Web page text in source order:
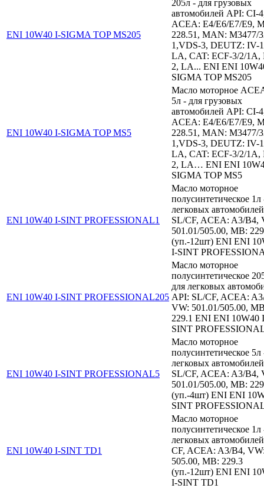
ENI 10W40 I-SIGMA TOP MS205
205л - для грузовых
автомобилей API: CI-
ACEA: E4/E6/E7/E9,
228.51, MAN: M3477/
1,VDS-3, DEUTZ: IV-
LA, CAT: ECF-3/2/1A,
2, LA... ENI ENI
SIGMA TOP MS205
ENI 10W40 I-SIGMA TOP MS5
Масло моторное
5л - для грузовых
автомобилей API: CI-
ACEA: E4/E6/E7/E9,
228.51, MAN: M3477/
1,VDS-3, DEUTZ: IV-
LA, CAT: ECF-3/2/1A,
2, LA… ENI ENI
SIGMA TOP MS5
ENI 10W40 I-SINT PROFESSIONAL1
Масло моторное
полусинтетическое 1л
легковых
SL/CF, ACEA: A3/B4,
501.01/505.00, MB:
(уп.-12шт) ENI ENI
I-SINT
ENI 10W40 I-SINT PROFESSIONAL205
Масло моторное
полусинтетическое
для легковых
API: SL/CF, ACEA:
VW: 501.01/505.00,
229.1 ENI ENI 10W40
SINT
ENI 10W40 I-SINT PROFESSIONAL5
Масло моторное
полусинтетическое 5л
легковых
SL/CF, ACEA: A3/B4,
501.01/505.00, MB:
(уп.-4шт) ENI ENI
SINT
ENI 10W40 I-SINT TD1
Масло моторное
полусинтетическое 1л
легковых
CF, ACEA: A3/B4,
505.00, MB: 229.3
(уп.-12шт) ENI ENI
I-SINT TD1